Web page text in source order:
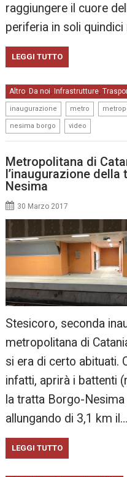
raggiungere il cuore
periferia in soli
LEGGI TUTTO
Altro, Da noi, Infrastrutture,
inaugurazione metro
nesima borgo video
Metropolitana di
l’inaugurazione della
Nesima
30 Marzo 2017
Stesicoro, seconda
metropolitana di
si era di certo abituati.
infatti, aprirà i battenti
la tratta Borgo-
allungando di 3,1 km il…
LEGGI TUTTO